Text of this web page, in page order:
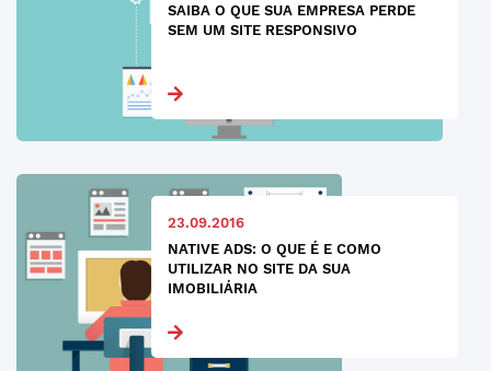
SAIBA O QUE SUA EMPRESA PERDE
SEM UM SITE RESPONSIVO
23.09.2016
NATIVE ADS: O QUE É E COMO
UTILIZAR NO SITE DA SUA
IMOBILIÁRIA